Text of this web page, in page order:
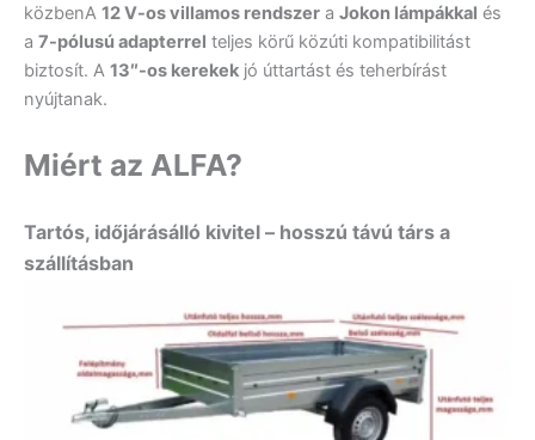
közbenA 12 V-os villamos rendszer a Jokon lámpákkal és
a 7-pólusú adapterrel teljes körű közúti kompatibilitást
biztosít. A 13″-os kerekek jó úttartást és teherbírást
nyújtanak.
Miért az ALFA?
Tartós, időjárásálló kivitel – hosszú távú társ a
szállításban